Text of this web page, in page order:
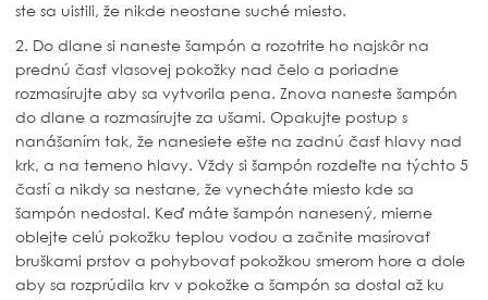
ste sa uistili, že nikde neostane suché miesto.
2. Do dlane si naneste šampón a rozotrite ho najskôr na
prednú časť vlasovej pokožky nad čelo a poriadne
rozmasírujte aby sa vytvorila pena. Znova naneste šampón
do dlane a rozmasírujte za ušami. Opakujte postup s
nanášaním tak, že nanesiete ešte na zadnú časť hlavy nad
krk, a na temeno hlavy. Vždy si šampón rozdeľte na týchto 5
častí a nikdy sa nestane, že vynecháte miesto kde sa
šampón nedostal. Keď máte šampón nanesený, mierne
oblejte celú pokožku teplou vodou a začnite masírovať
bruškami prstov a pohybovať pokožkou smerom hore a dole
aby sa rozprúdila krv v pokožke a šampón sa dostal až ku